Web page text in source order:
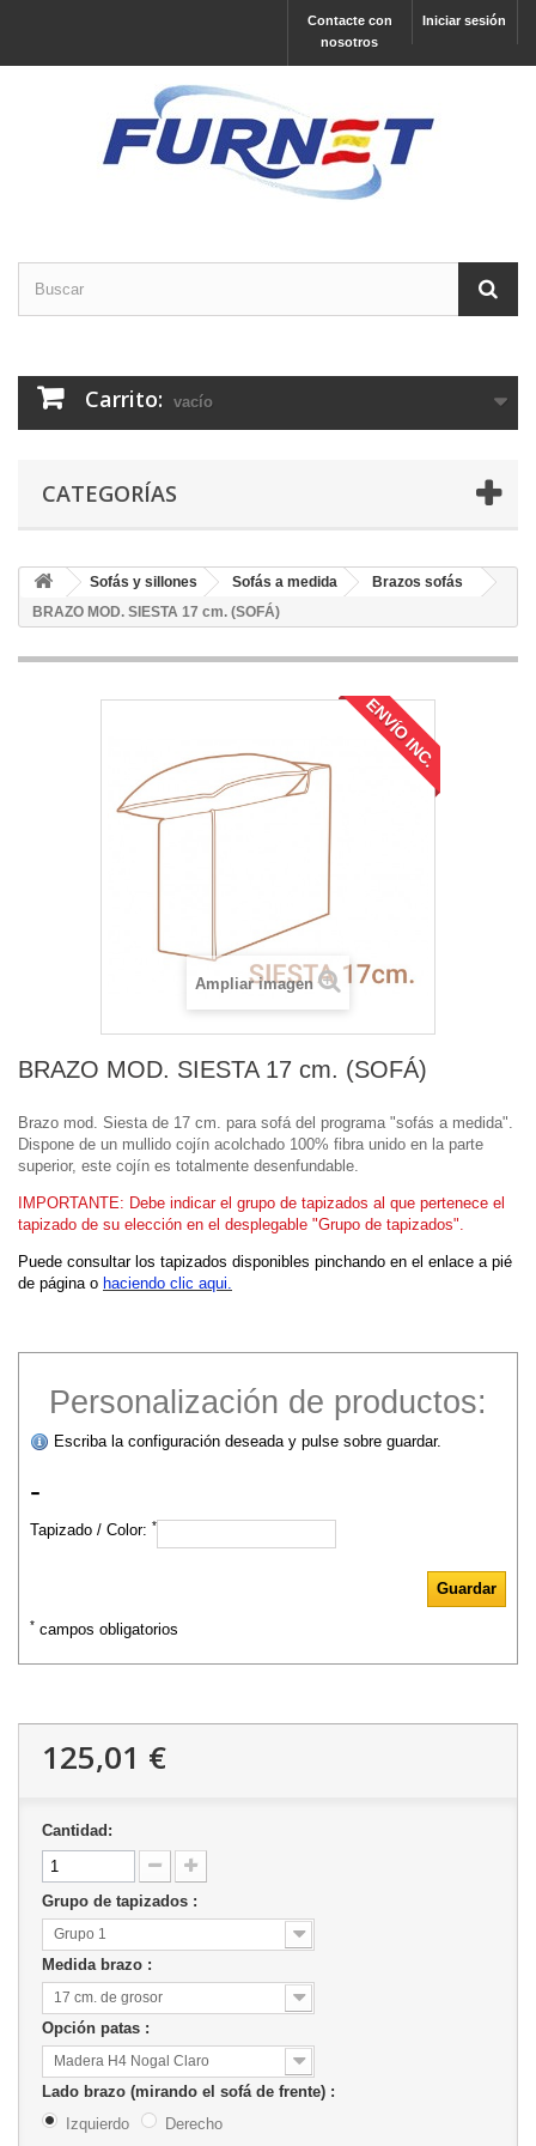
Iniciar sesión
Contacte con
nosotros
Carrito: vacío
CATEGORÍAS
Sofás y sillones Sofás a medida
Brazos sofás
BRAZO MOD. SIESTA 17 cm. (SOFÁ)
ENVÍO INC.
Ampliar imagen
BRAZO MOD. SIESTA 17 cm. (SOFÁ)
Brazo mod. Siesta de 17 cm. para sofá del programa "sofás a medida".
Dispone de un mullido cojín acolchado 100% fibra unido en la parte
superior, este cojín es totalmente desenfundable.
IMPORTANTE: Debe indicar el grupo de tapizados al que pertenece el
tapizado de su elección en el desplegable "Grupo de tapizados".
Puede consultar los tapizados disponibles pinchando en el enlace a pié
de página o haciendo clic aqui.
Personalización de productos:
Escriba la configuración deseada y pulse sobre guardar.
-
Tapizado / Color:*
* campos obligatorios
125,01 €
Cantidad:
Grupo de tapizados :
Grupo 1
Medida brazo :
17 cm. de grosor
Opción patas :
Madera H4 Nogal Claro
Lado brazo (mirando el sofá de frente) :
Izquierdo
Derecho